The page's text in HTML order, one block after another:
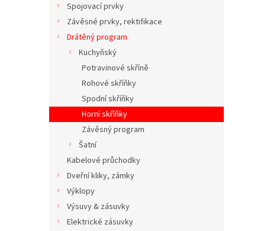
Spojovací prvky
Závěsné prvky, rektifikace
Drátěný program
Kuchyňský
Potravinové skříně
Rohové skříňky
Spodní skříňky
Horní skříňky
Závěsný program
Šatní
Kabelové průchodky
Dveřní kliky, zámky
Výklopy
Výsuvy & zásuvky
Elektrické zásuvky